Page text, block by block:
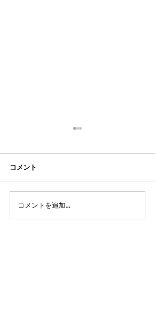
都立高 更新情報2026 パ
ート14
コメント
コメントを追加…